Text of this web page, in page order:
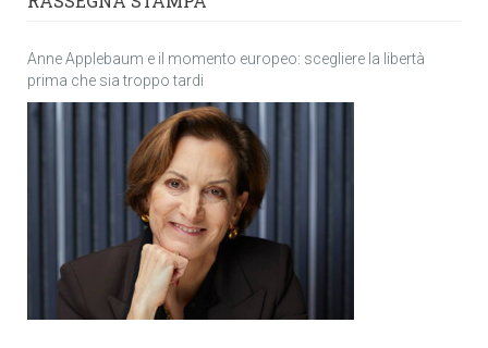
Anne Applebaum e il momento europeo: scegliere la libertà
prima che sia troppo tardi